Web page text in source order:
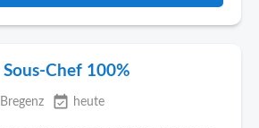
Chef 100%
Bregenz event_available heute